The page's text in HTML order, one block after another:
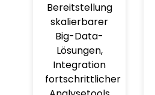
Bereitstellung
skalierbarer
Big-Data-
Lösungen,
Integration
fortschrittlicher